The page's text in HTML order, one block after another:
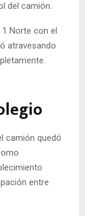
del camión.
Norte con el
atravesando
camión quedó
entre